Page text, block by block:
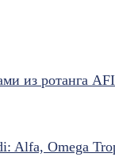
из ротанга
Alfa, Omega